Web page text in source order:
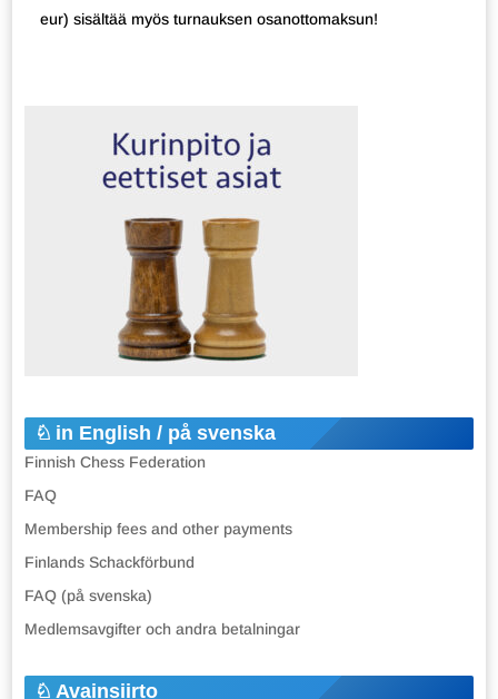
eur) sisältää myös turnauksen osanottomaksun!
in English / på svenska
Finnish Chess Federation
FAQ
Membership fees and other payments
Finlands Schackförbund
FAQ (på svenska)
Medlemsavgifter och andra betalningar
Avainsiirto